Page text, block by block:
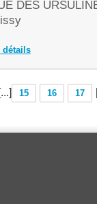
DES
détails
[...] 15 16 17